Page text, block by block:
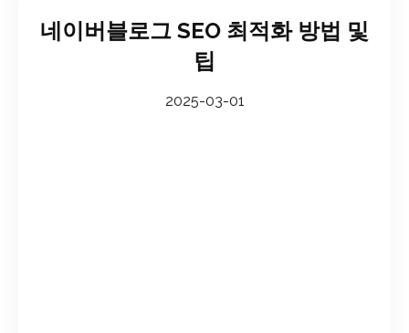
네이버블로그 SEO 최적화 방법 및
팁
2025-03-01